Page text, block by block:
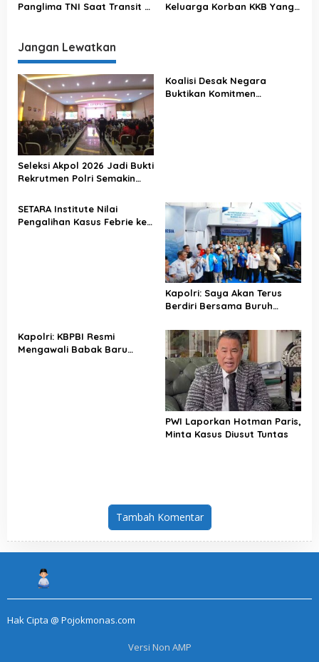
Panglima TNI Saat Transit Di
Keluarga Korban KKB Yang
Jangan Lewatkan
Seleksi Akpol 2026 Jadi Bukti
Rekrutmen Polri Semakin
Koalisi Desak Negara
Buktikan Komitmen
SETARA Institute Nilai
Pengalihan Kasus Febrie ke
Kapolri: Saya Akan Terus
Berdiri Bersama Buruh
Kapolri: KBPBI Resmi
Mengawali Babak Baru
PWI Laporkan Hotman Paris,
Minta Kasus Diusut Tuntas
Tambah Komentar
Hak Cipta @ Pojokmonas.com
Versi Non AMP